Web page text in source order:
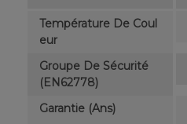
Température De Coul
Eur
Groupe De Sécurité
(EN62778)
Garantie (ans)